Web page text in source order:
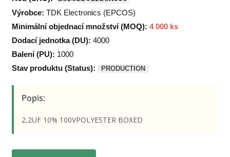
Výrobce: TDK Electronics (EPCOS)
Minimální objednací množství (MOQ): 4 000 ks
Dodací jednotka (DU): 4000
Balení (PU): 1000
Stav produktu (Status):
PRODUCTION
Popis:
2,2UF 10% 100VPOLYESTER BOXED